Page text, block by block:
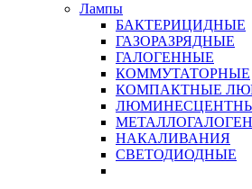
Лампы
БАКТЕРИЦИДНЫЕ
ГАЗОРАЗРЯДНЫЕ
ГАЛОГЕННЫЕ
КОММУТАТОРНЫЕ
КОМПАКТНЫЕ
НАКАЛИВАНИЯ
СВЕТОДИОДНЫЕ